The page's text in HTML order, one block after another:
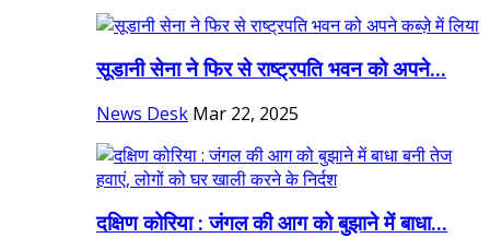
सूडानी सेना ने फिर से राष्ट्रपति भवन को अपने...
News Desk Mar 22, 2025
दक्षिण कोरिया : जंगल की आग को बुझाने में बाधा...